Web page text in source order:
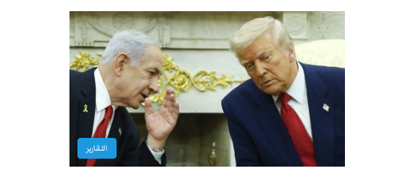
التقارير